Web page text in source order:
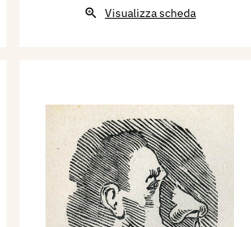
Visualizza scheda